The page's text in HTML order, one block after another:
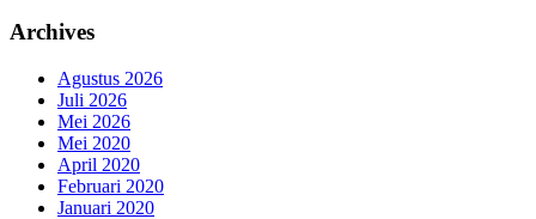
Archives
Agustus 2026
Juli 2026
Mei 2026
Mei 2020
April 2020
Februari 2020
Januari 2020